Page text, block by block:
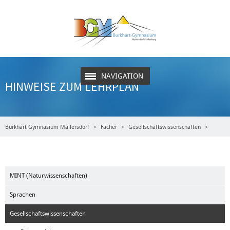
NAVIGATION
HINWEISE ZUM LEHRPLAN
Burkhart Gymnasium Mallersdorf Fächer Gesellschaftswissenschaften
MINT (Naturwissenschaften)
Sprachen
Gesellschaftswissenschaften